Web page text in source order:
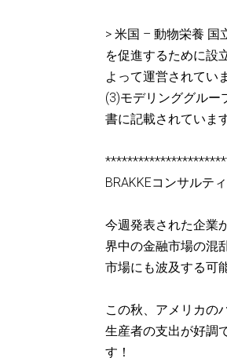
> 米国 – 動物栄養
を促進するために設
よって運営されてい
(3)モデリンググルー
書に記載されていま
BRAKKEコンサルテ
今週発表された企業
界中の金融市場の混
市場にも波及する可
この秋、アメリカの
生産者の支出が好調
す！